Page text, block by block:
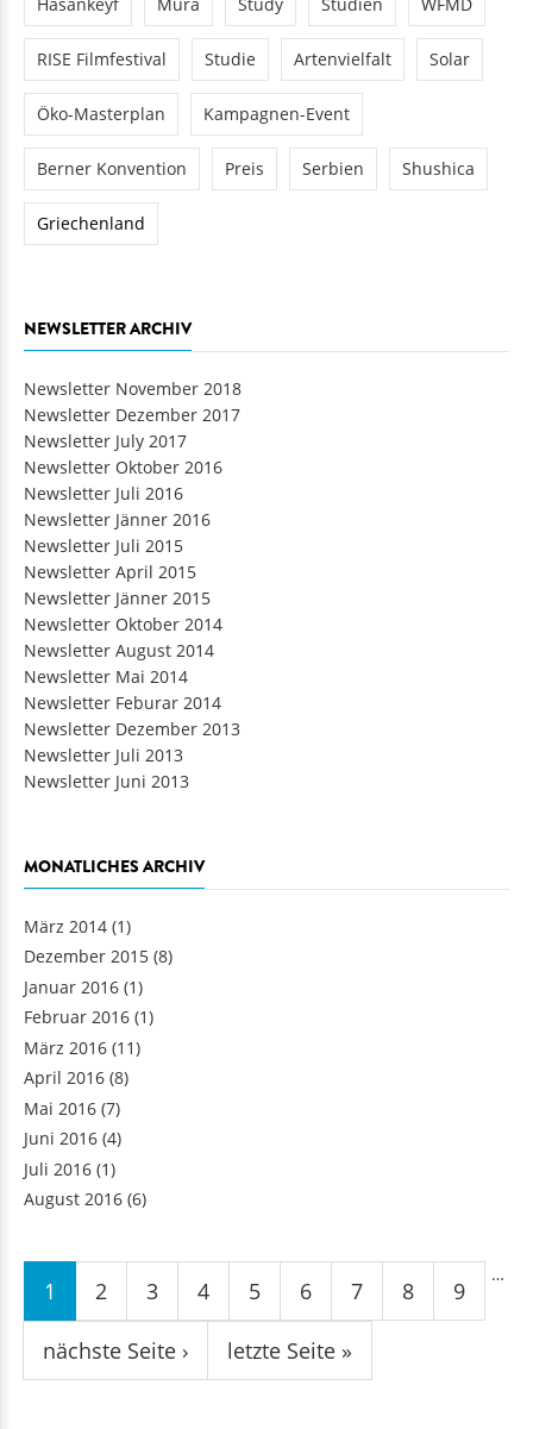
Hasankeyf Mura Study Studien WFMD
RISE Filmfestival Studie Artenvielfalt Solar
Öko-Masterplan Kampagnen-Event
Berner Konvention Preis Serbien Shushica
Griechenland
NEWSLETTER ARCHIV
Newsletter November 2018
Newsletter Dezember 2017
Newsletter July 2017
Newsletter Oktober 2016
Newsletter Juli 2016
Newsletter Jänner 2016
Newsletter Juli 2015
Newsletter April 2015
Newsletter Jänner 2015
Newsletter Oktober 2014
Newsletter August 2014
Newsletter Mai 2014
Newsletter Feburar 2014
Newsletter Dezember 2013
Newsletter Juli 2013
Newsletter Juni 2013
MONATLICHES ARCHIV
März 2014 (1)
Dezember 2015 (8)
Januar 2016 (1)
Februar 2016 (1)
März 2016 (11)
April 2016 (8)
Mai 2016 (7)
Juni 2016 (4)
Juli 2016 (1)
August 2016 (6)
Seiten
1 2 3 4 5 6 7 8 9
…
nächste Seite › letzte Seite »